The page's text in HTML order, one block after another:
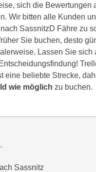
sich die Bewertungen
Wir bitten alle Kunden
SassnitzD Fähre zu
Sie buchen, desto
Lassen Sie sich
eine beliebte Strecke,
wie möglich zu buchen.
Sassnitz